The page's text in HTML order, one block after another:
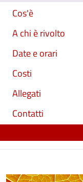
Cos'è
A chi è rivolto
Date e orari
Costi
Allegati
Contatti